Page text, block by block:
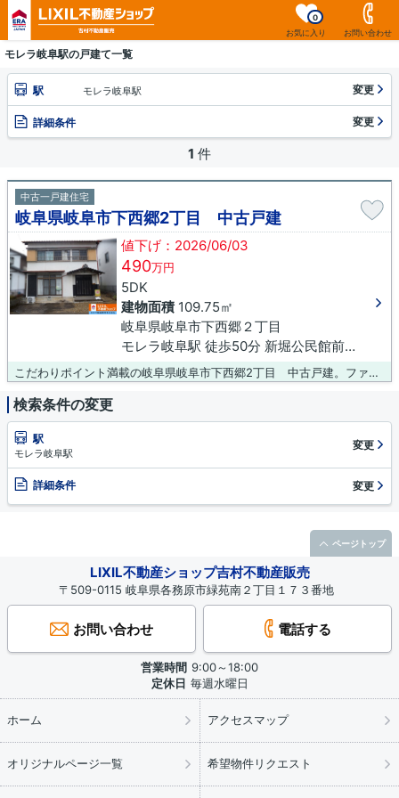
お気に入り
0
お問い合わせ
モレラ岐阜駅の戸建て一覧
駅 モレラ岐阜駅 変更
詳細条件 変更
1 件
中古一戸建住宅
岐阜県岐阜市下西郷2丁目 中古戸建
値下げ：2026/06/03
490万円
5DK
建物面積109.75㎡
岐阜県岐阜市下西郷２丁目
モレラ岐阜駅 徒歩50分 新堀公民館前下車 徒歩2分
こだわりポイント満載の岐阜県岐阜市下西郷2丁目 中古戸建。ファミリーマート 岐阜下西郷店まで徒歩4分と近場にコンビニがあるのもポイント。南側の道路に面している物件です。こちらは中古の戸建て物件です。吉村不動産販売株式会社で不動産を購入するのであれば、岐阜市エリアがお勧めです。気になる点等があれば、0120-431-330までご質問下さい。
検索条件の変更
駅
モレラ岐阜駅
変更
詳細条件 変更
LIXIL不動産ショップ吉村不動産販売
〒509-0115 岐阜県各務原市緑苑南２丁目１７３番地
お問い合わせ 電話する
営業時間 9:00～18:00
定休日 毎週水曜日
ホーム アクセスマップ
オリジナルページ一覧 希望物件リクエスト
ページトップ